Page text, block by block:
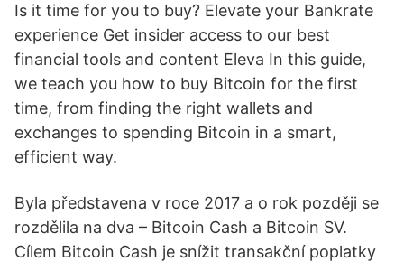
Is it time for you to buy? Elevate your Bankrate
experience Get insider access to our best
financial tools and content Eleva In this guide,
we teach you how to buy Bitcoin for the first
time, from finding the right wallets and
exchanges to spending Bitcoin in a smart,
efficient way.
Byla představena v roce 2017 a o rok později se
rozdělila na dva – Bitcoin Cash a Bitcoin SV.
Cílem Bitcoin Cash je snížit transakční poplatky